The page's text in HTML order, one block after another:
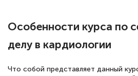
Особенности курса по
делу в кардиологии
Что собой представляет данный